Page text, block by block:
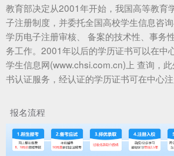
教育部决定从2001年开始，我国高等教育
子注册制度，并委托全国高校学生信息咨
学历电子注册审核、 备案的技术性、事务
务工作。2001年以后的学历证书可以在中
学生信息网(www.chsi.com.cn)上 查询，
书认证服务，经认证的学历证书可在中心注
报名流程